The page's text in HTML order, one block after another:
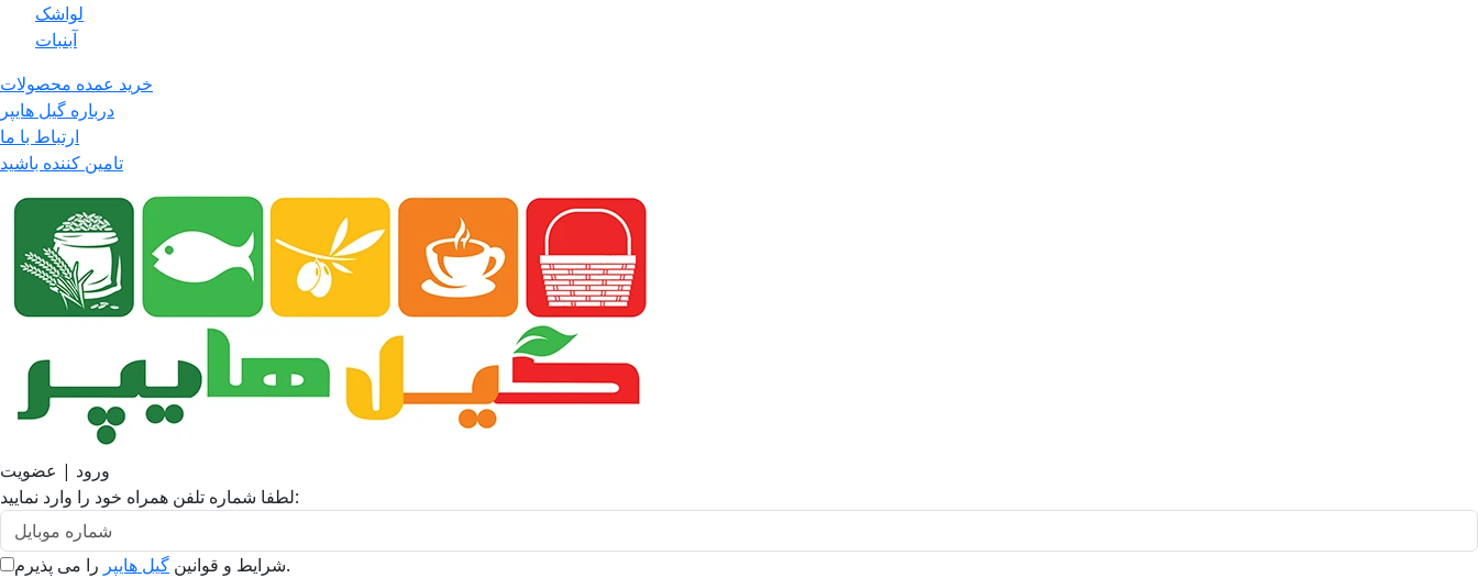
لواشک
آبنبات
خرید عمده محصولات
درباره گیل هایپر
ارتباط با ما
تامین کننده باشید
ورود | عضویت
لطفا شماره تلفن همراه خود را وارد نمایید:
شرایط و قوانین گیل هایپر
را می پذیرم.